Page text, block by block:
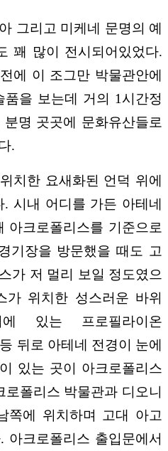
그리고 미케네 문명의 예
꽤 많이 전시되어있었다.
에 이 조그만 박물관안에
을 보는데 거의 1시간정
명 곳곳에 문화유산들로
.
치한 요새화된 언덕 위에
시내 어디를 가든 아테네
아크로폴리스를 기준으로
기장을 방문했을 때도 고
가 저 멀리 보일 정도였으
가 위치한 성스러운 바위
에 있는 프로필라이온
뒤로 아테네 전경이 눈에
있는 곳이 아크로폴리스
폴리스 박물관과 디오니
쪽에 위치하며 고대 아고
아크로폴리스 출입문에서